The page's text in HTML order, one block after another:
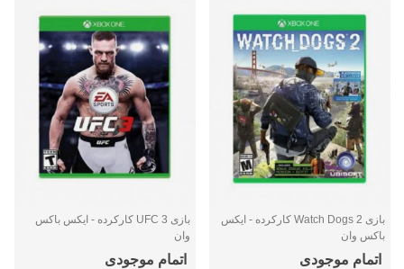
بازی Watch Dogs 2 کارکرده - ایکس
باکس وان
اتمام موجودی
بازی UFC 3 کارکرده - ایکس باکس
وان
اتمام موجودی